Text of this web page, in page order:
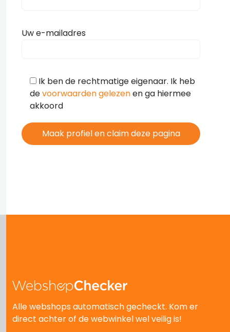
Uw e-mailadres
Ik ben de rechtmatige eigenaar. Ik heb
devoorwaarden gelezenen ga hiermee
akkoord
Alle webshops automatisch gecheckt. Kom er
direct achter of de webwinkel wel veilig is!